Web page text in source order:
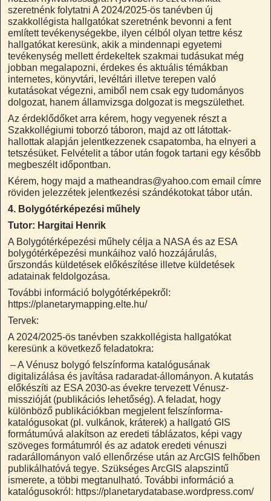
szeretnénk folytatni A 2024/2025-ös tanévben új
szakkollégista hallgatókat szeretnénk bevonni a fent
említett tevékenységekbe, ilyen célból olyan tettre kész
hallgatókat keresünk, akik a mindennapi egyetemi
tevékenység mellett érdekeltek szakmai tudásukat még
jobban megalapozni, érdekes és aktuális témákban
internetes, könyvtári, levéltári illetve terepen való
kutatásokat végezni, amiből nem csak egy tudományos
dolgozat, hanem államvizsga dolgozat is megszülethet.
Az érdeklődőket arra kérem, hogy vegyenek részt a
Szakkollégiumi toborzó táboron, majd az ott látottak-
hallottak alapján jelentkezzenek csapatomba, ha elnyeri a
tetszésüket. Felvételit a tábor után fogok tartani egy később
megbeszélt időpontban.
Kérem, hogy majd a matheandras@yahoo.com email címre
röviden jelezzétek jelentkezési szándékotokat tábor után.
4. Bolygótérképezési műhely
Tutor: Hargitai Henrik
A Bolygótérképezési műhely célja a NASA és az ESA
bolygótérképezési munkáihoz való hozzájárulás,
űrszondás küldetések előkészítése illetve küldetések
adatainak feldolgozása.
További információ bolygótérképekről:
https://planetarymapping.elte.hu/
Tervek:
A 2024/2025-ös tanévben szakkollégista hallgatókat
keresünk a következő feladatokra:
– A Vénusz bolygó felszínforma katalógusának
digitalizálása és javítása radaradat-állományon. A kutatás
előkészíti az ESA 2030-as évekre tervezett Vénusz-
misszióját (publikációs lehetőség). A feladat, hogy
különböző publikációkban megjelent felszínforma-
katalógusokat (pl. vulkánok, kráterek) a hallgató GIS
formátumúvá alakítson az eredeti táblázatos, képi vagy
szöveges formátumról és az adatok eredeti vénuszi
radarállományon való ellenőrzése után az ArcGIS felhőben
publikálhatóvá tegye. Szükséges ArcGIS alapszintű
ismerete, a többi megtanulható. További információ a
katalógusokról: https://planetarydatabase.wordpress.com/